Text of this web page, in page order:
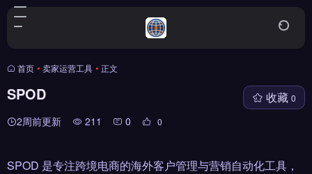
首页 • 卖家运营工具 • 正文
SPOD
2周前更新 211 0 0
收藏 0
SPOD 是专注跨境电商的海外客户管理与营销自动化工具，